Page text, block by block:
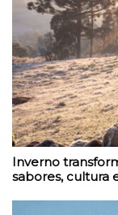
Inverno
sabores, cultura